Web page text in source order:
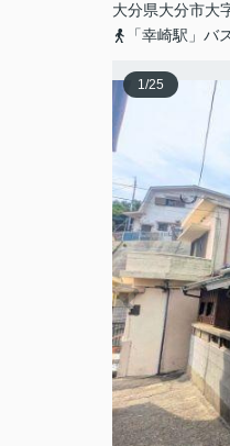
大分県大分市大
「幸崎駅」バ
1/25